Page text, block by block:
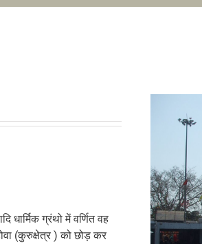
धार्मिक ग्रंथो में वर्णित वह
(कुरुक्षेत्र ) को छोड़ कर